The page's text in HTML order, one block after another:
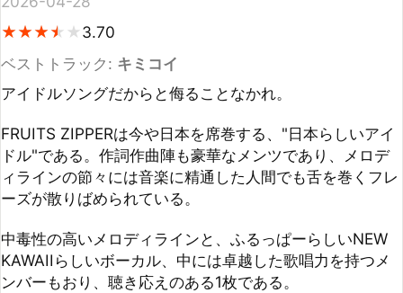
FRUITS ZIPPERは今や日本を席巻する、"日本らしいアイ
ドル"である。作詞作曲陣も豪華なメンツであり、メロデ
ィラインの節々には音楽に精通した人間でも舌を巻くフレ
ーズが散りばめられている。
中毒性の高いメロディラインと、ふるっぱーらしいNEW
KAWAIIらしいボーカル、中には卓越した歌唱力を持つメ
参考になった シェア